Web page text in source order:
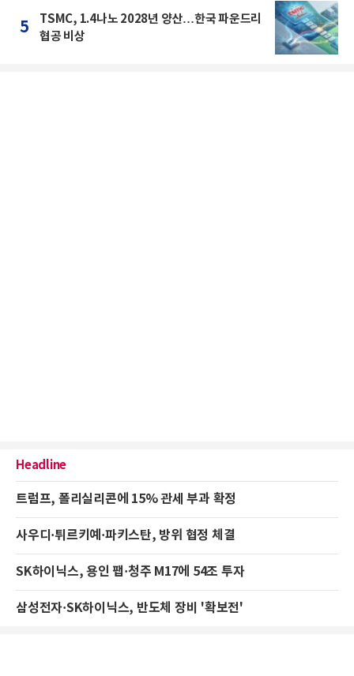
5
TSMC, 1.4나노 2028년 양산…한국 파운드리
협공 비상
Headline
트럼프, 폴리실리콘에 15% 관세 부과 확정
사우디·튀르키예·파키스탄, 방위 협정 체결
SK하이닉스, 용인 팹·청주 M17에 54조 투자
삼성전자·SK하이닉스, 반도체 장비 '확보전'